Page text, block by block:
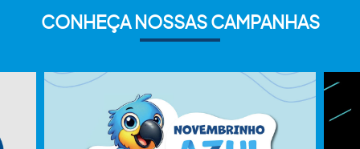
CONHEÇA NOSSAS CAMPANHAS